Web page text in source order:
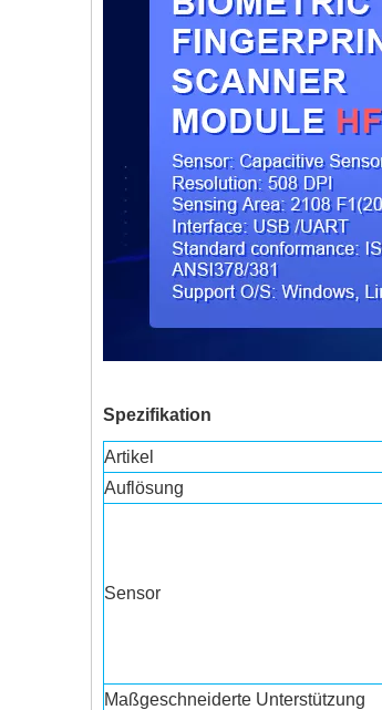
Spezifikation
Artikel
Auflösung
Sensor
Maßgeschneiderte Unterstützung